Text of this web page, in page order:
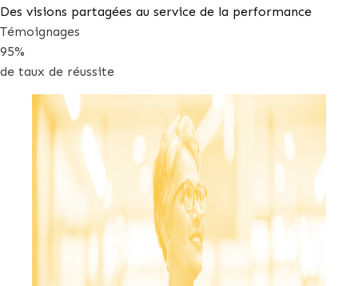
Des visions partagées au service de la performance
Témoignages
95%
de taux de réussite